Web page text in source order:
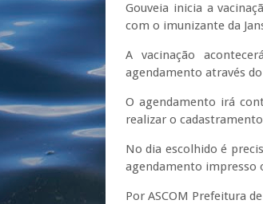
Gouveia inicia a
com o imunizante da
A vacinação
agendamento através
O agendamento irá
realizar o
No dia escolhido é
agendamento impresso
Por ASCOM Prefeitura